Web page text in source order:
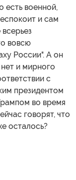
есть военной,
и сам
вовсю
России". А он
и мирного
с
президентом
во время
говорят, что
осталось?